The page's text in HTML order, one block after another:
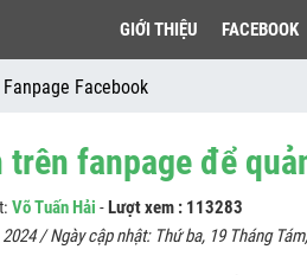
GIỚI THIỆU FACEBOOK
Fanpage Facebook
trên fanpage để
Võ Tuấn Hải -Lượt xem : 113283
/ Ngày cập nhật: Thứ ba, 19 Tháng